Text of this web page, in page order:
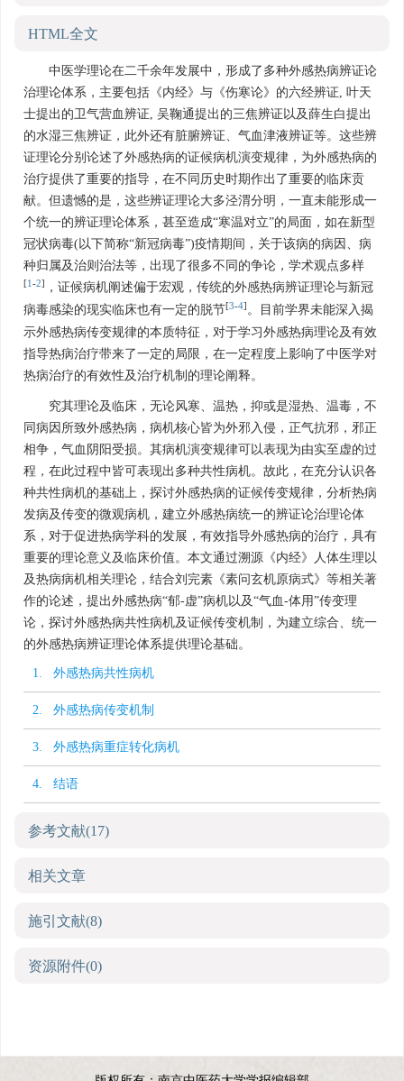
HTML全文
中医学理论在二千余年发展中，形成了多种外感热病辨证论
治理论体系，主要包括《内经》与《伤寒论》的六经辨证, 叶天
士提出的卫气营血辨证, 吴鞠通提出的三焦辨证以及薛生白提出
的水湿三焦辨证，此外还有脏腑辨证、气血津液辨证等。这些辨
证理论分别论述了外感热病的证候病机演变规律，为外感热病的
治疗提供了重要的指导，在不同历史时期作出了重要的临床贡
献。但遗憾的是，这些辨证理论大多泾渭分明，一直未能形成一
个统一的辨证理论体系，甚至造成“寒温对立”的局面，如在新型
冠状病毒(以下简称“新冠病毒”)疫情期间，关于该病的病因、病
种归属及治则治法等，出现了很多不同的争论，学术观点多样
[1 -2]
，证候病机阐述偏于宏观，传统的外感热病辨证理论与新冠
病毒感染的现实临床也有一定的脱节[3-4] 。目前学界未能深入揭
示外感热病传变规律的本质特征，对于学习外感热病理论及有效
指导热病治疗带来了一定的局限，在一定程度上影响了中医学对
热病治疗的有效性及治疗机制的理论阐释。
究其理论及临床，无论风寒、温热，抑或是湿热、温毒，不
同病因所致外感热病，病机核心皆为外邪入侵，正气抗邪，邪正
相争，气血阴阳受损。其病机演变规律可以表现为由实至虚的过
程，在此过程中皆可表现出多种共性病机。故此，在充分认识各
种共性病机的基础上，探讨外感热病的证候传变规律，分析热病
发病及传变的微观病机，建立外感热病统一的辨证论治理论体
系，对于促进热病学科的发展，有效指导外感热病的治疗，具有
重要的理论意义及临床价值。本文通过溯源《内经》人体生理以
及热病病机相关理论，结合刘完素《素问玄机原病式》等相关著
作的论述，提出外感热病“郁-虚”病机以及“气血-体用”传变理
论，探讨外感热病共性病机及证候传变机制，为建立综合、统一
的外感热病辨证理论体系提供理论基础。
1. 外感热病共性病机
2. 外感热病传变机制
3. 外感热病重症转化病机
4. 结语
参考文献(17)
相关文章
施引文献(8)
资源附件(0)